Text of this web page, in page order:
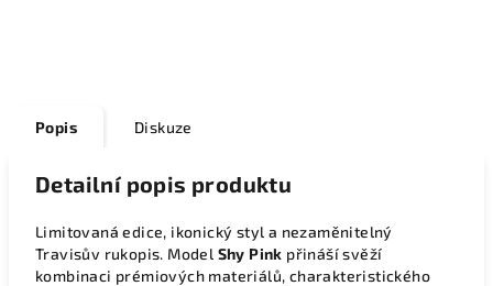
Popis Diskuze
Detailní popis produktu
Limitovaná edice, ikonický styl a nezaměnitelný
Travisův rukopis. Model Shy Pink přináší svěží
kombinaci prémiových materiálů, charakteristického